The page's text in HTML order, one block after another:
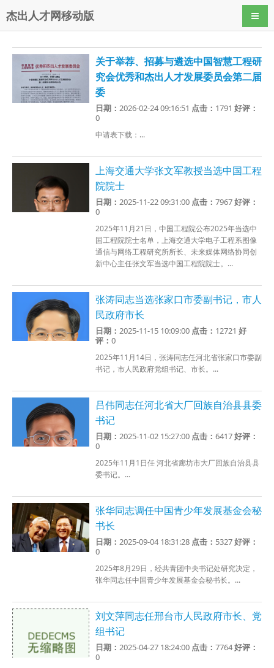
杰出人才网移动版 导航
关于举荐、招募与遴选中国智慧工程研
究会优秀和杰出人才发展委员会第二届
委
日期：2026-02-24 09:16:51 点击： 1791好评：
0
申请表下载：...
上海交通大学张文军教授当选中国工程
院院士
日期：2025-11-22 09:31:00 点击：7967好评：
0
2025年11月21日，中国工程院公布2025年当选中
国工程院院士名单，上海交通大学电子工程系图像
通信与网络工程研究所所长、未来媒体网络协同创
新中心主任张文军当选中国工程院院士。...
张涛同志当选张家口市委副书记，市人
民政府市长
日期：2025-11-15 10:09:00 点击： 12721好
评：0
2025年11月14日，张涛同志任河北省张家口市委副
书记，市人民政府党组书记、市长。...
吕伟同志任河北省大厂回族自治县县委
书记
日期：2025-11-02 15:27:00 点击：6417好评：
0
2025年11月1日任 河北省廊坊市大厂回族自治县县
委书记。...
张华同志调任中国青少年发展基金会秘
书长
日期：2025-09-04 18:31:28 点击： 5327好评：
0
2025年8月29日，经共青团中央书记处研究决定，
张华同志任中国青少年发展基金会秘书长。...
刘文萍同志任邢台市人民政府市长、党
组书记
日期：2025-04-27 18:24:00 点击：7764好评：
0